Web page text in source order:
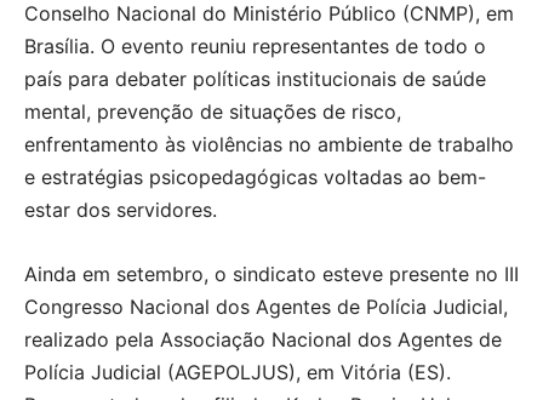
Conselho Nacional do Ministério Público (CNMP), em
Brasília. O evento reuniu representantes de todo o
país para debater políticas institucionais de saúde
mental, prevenção de situações de risco,
enfrentamento às violências no ambiente de trabalho
e estratégias psicopedagógicas voltadas ao bem-
estar dos servidores.
Ainda em setembro, o sindicato esteve presente no III
Congresso Nacional dos Agentes de Polícia Judicial,
realizado pela Associação Nacional dos Agentes de
Polícia Judicial (AGEPOLJUS), em Vitória (ES).